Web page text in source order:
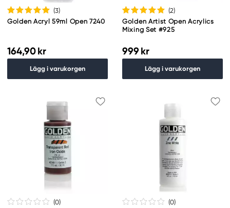
(3)
Golden Acryl 59ml Open 7240
164,90 kr
Lägg i varukorgen
(2)
Golden Artist Open Acrylics
Mixing Set #925
999 kr
Lägg i varukorgen
(0)
(0)